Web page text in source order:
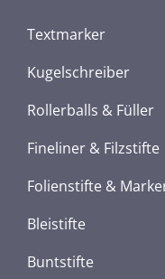
Textmarker
Kugelschreiber
Rollerballs & Füller
Fineliner & Filzstifte
Folienstifte &
Bleistifte
Buntstifte